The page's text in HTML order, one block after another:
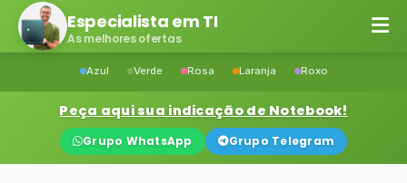
Especialista em TI
As melhores ofertas
Azul Verde Rosa Laranja Roxo
Peça aqui sua indicação de Notebook!
Grupo WhatsApp Grupo Telegram